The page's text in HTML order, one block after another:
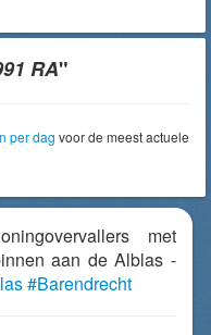
RA"
per dag voor de meest actuele
met
aan de Alblas -
#Barendrecht